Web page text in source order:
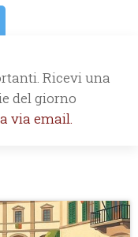
Ricevi una
del giorno
via email.